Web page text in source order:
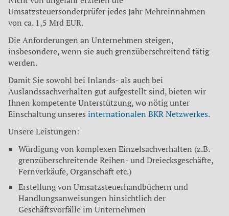
Umsatzsteuersonderprüfer jedes Jahr Mehreinnahmen
von ca. 1,5 Mrd EUR.
Die Anforderungen an Unternehmen steigen,
insbesondere, wenn sie auch grenzüberschreitend tätig
werden.
Damit Sie sowohl bei Inlands- als auch bei
Auslandssachverhalten gut aufgestellt sind, bieten wir
Ihnen kompetente Unterstützung, wo nötig unter
Einschaltung unseres internationalen BKR Netzwerkes.
Unsere Leistungen:
Würdigung von komplexen Einzelsachverhalten (z.B.
grenzüberschreitende Reihen- und Dreiecksgeschäfte,
Fernverkäufe, Organschaft etc.)
Erstellung von Umsatzsteuerhandbüchern und
Handlungsanweisungen hinsichtlich der
Geschäftsvorfälle im Unternehmen